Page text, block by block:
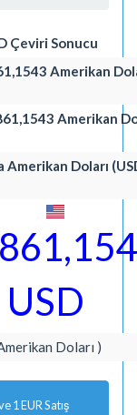
Çeviri Sonucu
Amerikan
Amerikan
Amerikan Doları
USD
Doları )
1 EUR Satış